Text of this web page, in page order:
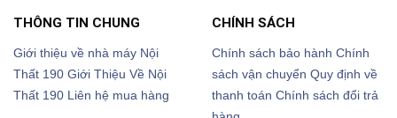
THÔNG TIN CHUNG
Giới thiệu về nhà máy Nội
Thất 190 Giới Thiệu Về Nội
Thất 190
Liên hệ mua hàng
CHÍNH SÁCH
Chính sách bảo hành Chính
sách vận chuyển Quy định về
thanh toán Chính sách đổi trả